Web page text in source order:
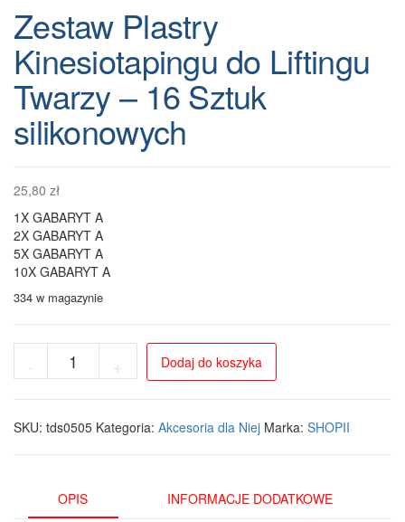
Zestaw Plastry
Kinesiotapingu do Liftingu
Twarzy – 16 Sztuk
silikonowych
25,80 zł
1X GABARYT A
2X GABARYT A
5X GABARYT A
10X GABARYT A
334 w magazynie
-
Zestaw
do
16
Sztuk
+ Dodaj do koszyka
SKU: tds0505 Kategoria: Akcesoria dla Niej Marka: SHOPII
OPIS INFORMACJE DODATKOWE